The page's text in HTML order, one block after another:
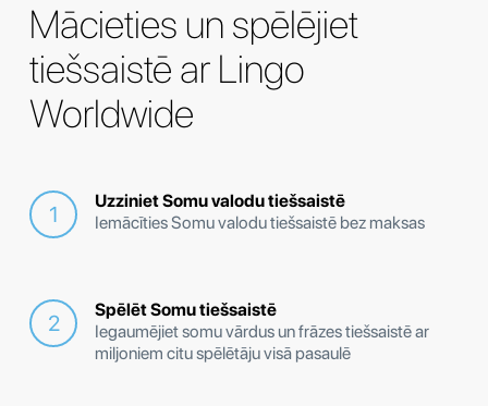
Mācieties un spēlējiet
tiešsaistē ar Lingo
Worldwide
Uzziniet Somu valodu tiešsaistē
Iemācīties Somu valodu tiešsaistē bez maksas
Spēlēt Somu tiešsaistē
Iegaumējiet somu vārdus un frāzes tiešsaistē ar
miljoniem citu spēlētāju visā pasaulē